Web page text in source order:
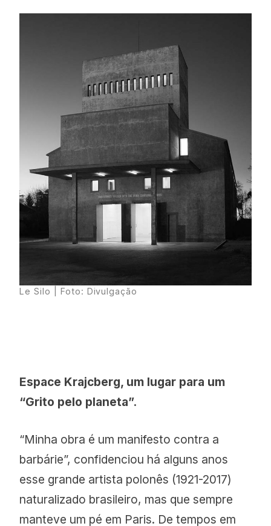
Le Silo | Foto: Divulgação
Espace Krajcberg, um lugar para um
“Grito pelo planeta”.
“Minha obra é um manifesto contra a
barbárie”, confidenciou há alguns anos
esse grande artista polonês (1921-2017)
naturalizado brasileiro, mas que sempre
manteve um pé em Paris. De tempos em